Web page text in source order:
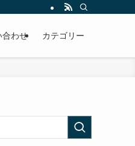
きます。
合わせ カテゴリー